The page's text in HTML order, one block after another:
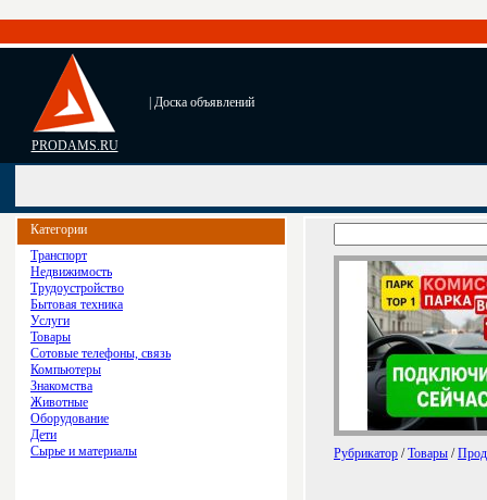
PRODAMS.RU
| Доска объявлений
Категории
Транспорт
Недвижимость
Трудоустройство
Бытовая техника
Услуги
Товары
Сотовые телефоны, связь
Компьютеры
Знакомства
Животные
Оборудование
Дети
Сырье и материалы
Рубрикатор /Товары /